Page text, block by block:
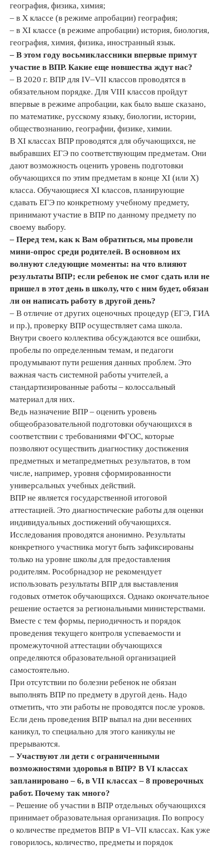
география, физика, химия;
– в X классе (в режиме апробации) география;
– в XI классе (в режиме апробации) история, биология,
география, химия, физика, иностранный язык.
– В этом году восьмиклассники впервые примут
участие в ВПР. Какие еще новшества ждут нас?
– В 2020 г. ВПР для IV–VII классов проводятся в
обязательном порядке. Для VIII классов пройдут
впервые в режиме апробации, как было выше сказано,
по математике, русскому языку, биологии, истории,
обществознанию, географии, физике, химии.
В XI классах ВПР проводятся для обучающихся, не
выбравших ЕГЭ по соответствующим предметам. Они
дают возможность оценить уровень подготовки
обучающихся по этим предметам в конце XI (или X)
класса. Обучающиеся XI классов, планирующие
сдавать ЕГЭ по конкретному учебному предмету,
принимают участие в ВПР по данному предмету по
своему выбору.
– Перед тем, как к Вам обратиться, мы провели
мини-опрос среди родителей. В основном их
волнуют следующие моменты: на что влияют
результаты ВПР; если ребенок не смог сдать или не
пришел в этот день в школу, что с ним будет, обязан
ли он написать работу в другой день?
– В отличие от других оценочных процедур (ЕГЭ, ГИА
и пр.), проверку ВПР осуществляет сама школа.
Внутри своего коллектива обсуждаются все ошибки,
пробелы по определенным темам, и педагоги
продумывают пути решения данных проблем. Это
важная часть системной работы учителей, а
стандартизированные работы – колоссальный
материал для них.
Ведь назначение ВПР – оценить уровень
общеобразовательной подготовки обучающихся в
соответствии с требованиями ФГОС, которые
позволяют осуществить диагностику достижения
предметных и метапредметных результатов, в том
числе, например, уровня сформированности
универсальных учебных действий.
ВПР не является государственной итоговой
аттестацией. Это диагностические работы для оценки
индивидуальных достижений обучающихся.
Исследования проводятся анонимно. Результаты
конкретного участника могут быть зафиксированы
только на уровне школы для предоставления
родителям. Рособрнадзор не рекомендует
использовать результаты ВПР для выставления
годовых отметок обучающихся. Однако окончательное
решение остается за региональными министерствами.
Вместе с тем формы, периодичность и порядок
проведения текущего контроля успеваемости и
промежуточной аттестации обучающихся
определяются образовательной организацией
самостоятельно.
При отсутствии по болезни ребенок не обязан
выполнять ВПР по предмету в другой день. Надо
отметить, что эти работы не проводятся после уроков.
Если день проведения ВПР выпал на дни весенних
каникул, то специально для этого каникулы не
прерываются.
– Участвуют ли дети с ограниченными
возможностями здоровья в ВПР? В VI классах
запланировано – 6, в VII классах – 8 проверочных
работ. Почему так много?
– Решение об участии в ВПР отдельных обучающихся
принимает образовательная организация. По вопросу
о количестве предметов ВПР в VI–VII классах. Как уже
говорилось, количество, предметы и порядок